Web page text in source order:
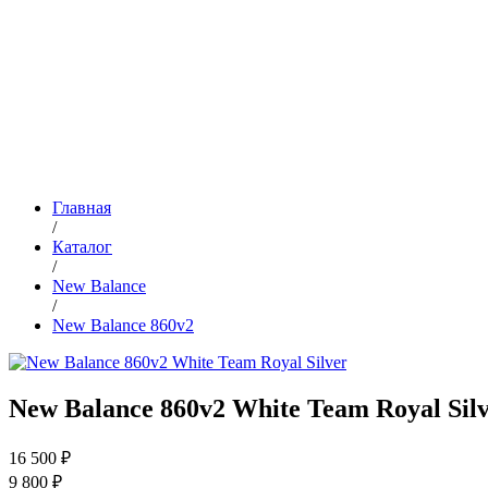
Главная
/
Каталог
/
New Balance
/
New Balance 860v2
New Balance 860v2 White Team Royal
16 500 ₽
9 800 ₽